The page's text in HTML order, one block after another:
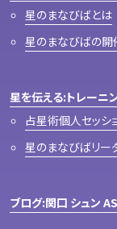
星のまなびばとは
星のまなびばの開
星を伝える:トレーニ
占星術個人セッシ
星のまなびばリー
ブログ:関口 シュン